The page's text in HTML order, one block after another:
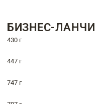
БИЗНЕС-ЛАНЧИ
430 г
447 г
747 г